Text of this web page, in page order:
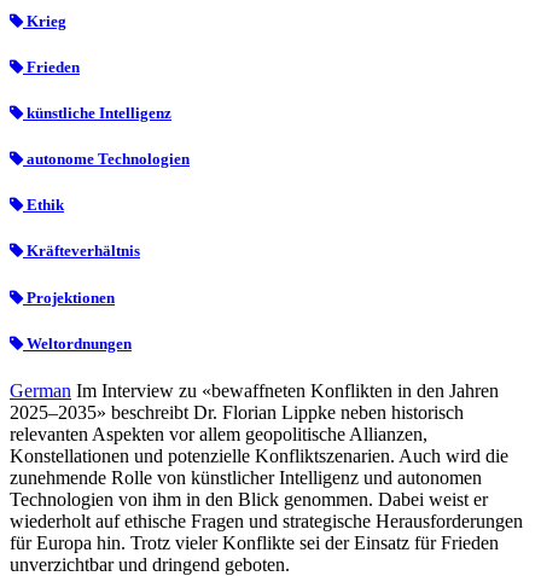
Krieg
Frieden
künstliche Intelligenz
autonome Technologien
Ethik
Kräfteverhältnis
Projektionen
Weltordnungen
German Im Interview zu «bewaffneten Konflikten in den Jahren
2025–2035» beschreibt Dr. Florian Lippke neben historisch
relevanten Aspekten vor allem geopolitische Allianzen,
Konstellationen und potenzielle Konfliktszenarien. Auch wird die
zunehmende Rolle von künstlicher Intelligenz und autonomen
Technologien von ihm in den Blick genommen. Dabei weist er
wiederholt auf ethische Fragen und strategische Herausforderungen
für Europa hin. Trotz vieler Konflikte sei der Einsatz für Frieden
unverzichtbar und dringend geboten.